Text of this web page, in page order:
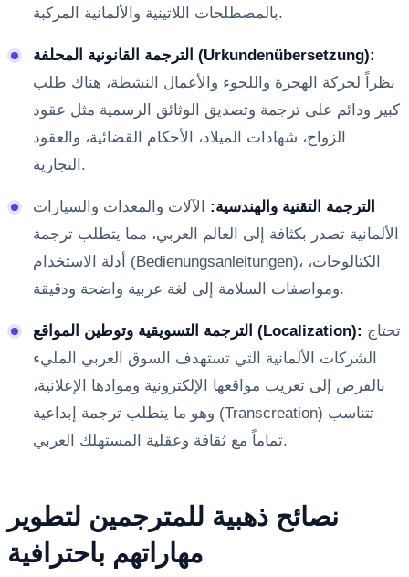
بالمصطلحات اللاتينية والألمانية المركبة.
الترجمة القانونية المحلفة (Urkundenübersetzung):
نظراً لحركة الهجرة واللجوء والأعمال النشطة، هناك طلب
كبير ودائم على ترجمة وتصديق الوثائق الرسمية مثل عقود
الزواج، شهادات الميلاد، الأحكام القضائية، والعقود
التجارية.
الترجمة التقنية والهندسية: الآلات والمعدات والسيارات
الألمانية تصدر بكثافة إلى العالم العربي، مما يتطلب ترجمة
أدلة الاستخدام (Bedienungsanleitungen)، الكتالوجات،
ومواصفات السلامة إلى لغة عربية واضحة ودقيقة.
الترجمة التسويقية وتوطين المواقع (Localization):
الشركات الألمانية التي تستهدف السوق العربي المليء
بالفرص إلى تعريب مواقعها الإلكترونية وموادها الإعلانية،
وهو ما يتطلب ترجمة إبداعية (Transcreation) تتناسب
تماماً مع ثقافة وعقلية المستهلك العربي.
نصائح ذهبية للمترجمين لتطوير
مهاراتهم باحترافية